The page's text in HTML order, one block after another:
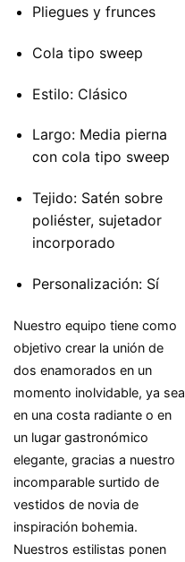
Pliegues y frunces
Cola tipo sweep
Estilo: Clásico
Largo: Media pierna
con cola tipo sweep
Tejido: Satén sobre
poliéster, sujetador
incorporado
Personalización: Sí
Nuestro equipo tiene como
objetivo crear la unión de
dos enamorados en un
momento inolvidable, ya sea
en una costa radiante o en
un lugar gastronómico
elegante, gracias a nuestro
incomparable surtido de
vestidos de novia de
inspiración bohemia.
Nuestros estilistas ponen